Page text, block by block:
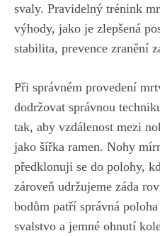
svaly. Pravidelný trénink
⁤výhody, jako‍ je zlepšená
stabilita, prevence ‌zranění
Při​ správném provedení
dodržovat ⁤správnou
tak, aby​ vzdálenost mezi
jako šířka​ ramen. Nohy
předklonuji se⁢ do polohy,
zároveň udržujeme záda
bodům patří správná
svalstvo a jemné ohnutí